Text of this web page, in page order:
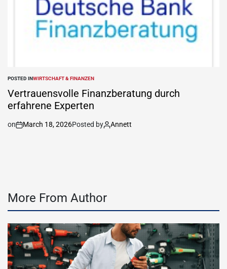
POSTED INWIRTSCHAFT & FINANZEN
Vertrauensvolle Finanzberatung durch
erfahrene Experten
on March 18, 2026Posted by Annett
More From Author